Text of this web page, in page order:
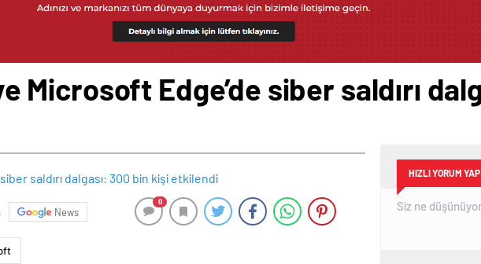
Microsoft Edge’de siber saldırı
News
0
HIZLI YORUM YAP